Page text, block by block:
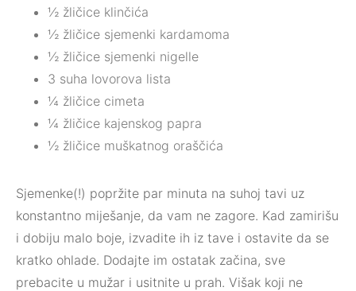
½ žličice klinčića
½ žličice sjemenki kardamoma
½ žličice sjemenki nigelle
3 suha lovorova lista
¼ žličice cimeta
¼ žličice kajenskog papra
½ žličice muškatnog oraščića
Sjemenke(!) popržite par minuta na suhoj tavi uz
konstantno miješanje, da vam ne zagore. Kad zamirišu
i dobiju malo boje, izvadite ih iz tave i ostavite da se
kratko ohlade. Dodajte im ostatak začina, sve
prebacite u mužar i usitnite u prah. Višak koji ne